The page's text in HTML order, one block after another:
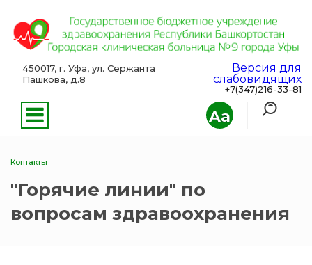
Aa
450017, г. Уфа, ул. Сержанта
Пашкова, д.8
Версия для
слабовидящих
+7(347)216-33-81
Контакты
"Горячие линии" по
вопросам здравоохранения